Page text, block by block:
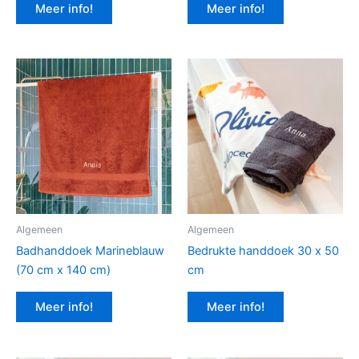
Meer info! Meer info!
Algemeen
Badhanddoek Marineblauw
(70 cm x 140 cm)
Meer info!
Algemeen
Bedrukte handdoek 30 x 50
cm
Meer info!